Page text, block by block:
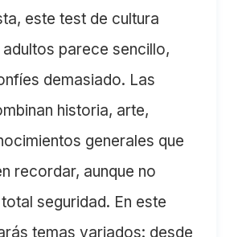
este test de cultura
parece sencillo,
demasiado. Las
historia, arte,
generales que
recordar, aunque no
seguridad. En este
temas variados: desde